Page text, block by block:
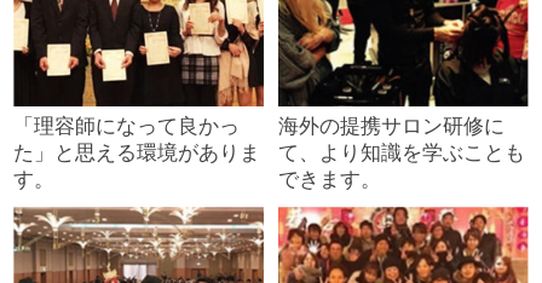
「理容師になって良かっ
た」と思える環境がありま
す。
海外の提携サロン研修に
て、より知識を学ぶことも
できます。